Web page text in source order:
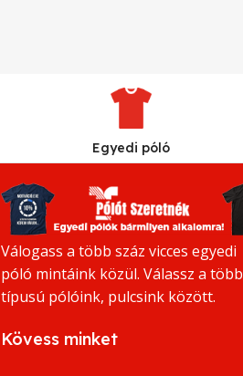
Egyedi póló
Válogass a több száz vicces egyedi
póló mintáink közül. Válassz a több
típusú pólóink, pulcsink között.
Kövess minket